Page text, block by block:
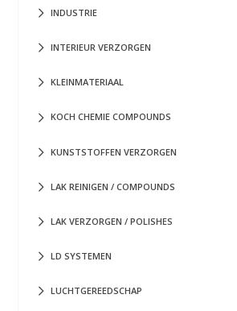
INDUSTRIE
INTERIEUR VERZORGEN
KLEINMATERIAAL
KOCH CHEMIE COMPOUNDS
KUNSTSTOFFEN VERZORGEN
LAK REINIGEN / COMPOUNDS
LAK VERZORGEN / POLISHES
LD SYSTEMEN
LUCHTGEREEDSCHAP